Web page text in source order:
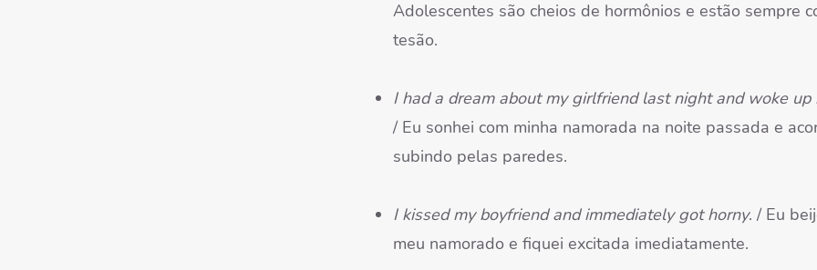
Adolescentes são cheios de hormônios e estão sempre
tesão.
I had a dream about my girlfriend last night and woke up
/ Eu sonhei com minha namorada na noite passada e
subindo pelas paredes.
I kissed my boyfriend and immediately got horny. / Eu
meu namorado e fiquei excitada imediatamente.